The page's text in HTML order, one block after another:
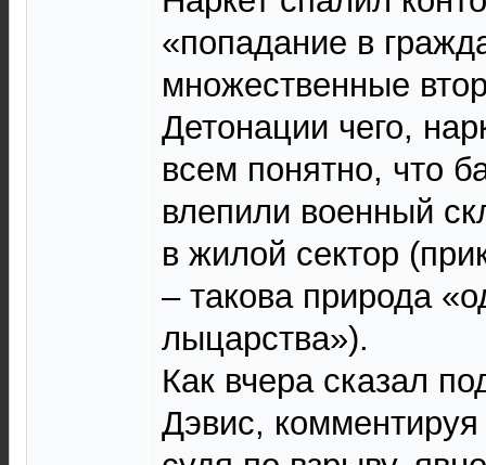
«попадание в
множественные
Детонации чего,
всем понятно, что
влепили военный
в жилой сектор
– такова природа
лыцарства»).
Как вчера сказал
Дэвис,